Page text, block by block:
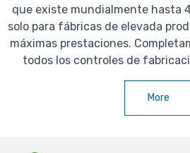
que existe mundialmente hasta
solo para fábricas de elevada
máximas prestaciones.
todos los controles de
More